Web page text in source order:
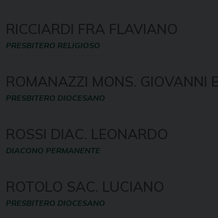
RICCIARDI FRA FLAVIANO
PRESBITERO RELIGIOSO
ROMANAZZI MONS. GIOVANNI
PRESBITERO DIOCESANO
ROSSI DIAC. LEONARDO
DIACONO PERMANENTE
ROTOLO SAC. LUCIANO
PRESBITERO DIOCESANO